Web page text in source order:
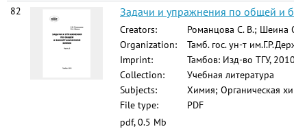
82
Задачи и упражнения по общей и
Creators:
Романцова С. В.; Шеина
Organization:
Тамб. гос. ун-т
Imprint:
Тамбов: Изд-во ТГУ, 2010
Collection:
Учебная литература
Subjects:
Химия; Органическая
File type:
PDF
pdf, 0.5 Mb